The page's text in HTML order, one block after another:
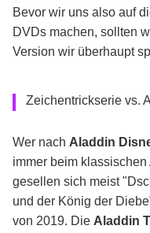
Bevor wir uns also auf
DVDs machen, sollten
Version wir überhaupt
Zeichentrickserie vs.
Wer nach Aladdin
immer beim
gesellen sich meist
und der König der
von 2019. Die Aladdin